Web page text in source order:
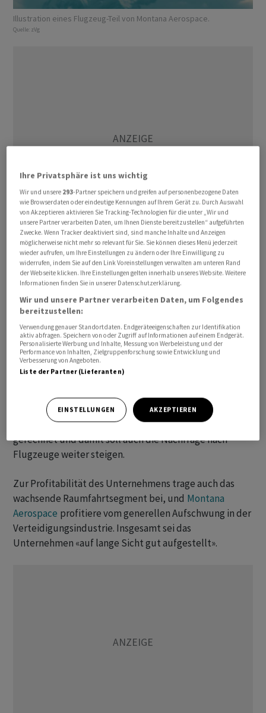
Illustration eines Flugzeug-Teil von Montana Aerospace.
Quelle: zVg
Der LuftfahrtzuliefererMontana Aerospaceverfügt in
seiner Divison Aerostructures über rekordhohe
Aufträge. Insgesamt seien Bestellungen über 7
Mitteilung vom Dienstag.
Am Umsatzziel für 2025 für das Segment in Höhe von
850 Millionen Euro hält das Unternehmen fest. Dabei sei
der Anspruch, die Erwartungen deutlich zu übertreffen
Generell werde mit einem weltweiten Anstieg des
Flugverkehrs um durchschnittlich 3,6 Prozent pro Jahr
gerechnet und damit soll auch die Nachfrage nach
Flugzeuge weiter steigen.
Zur Profitabilität des Unternehmens trage auch das
wachsende Raumfahrtsegment bei, und Montana
Aerospace profitiere vom generellen Aufschwung in der
Verteidigungsindustrie. Insgesamt sei das
Unternehmen «auf lange Sicht gut aufgestellt».
Ihre Privatsphäre ist uns wichtig
Wir und unsere 293-Partner speichern und greifen auf personenbezogene Daten
wie Browserdaten oder eindeutige Kennungen auf Ihrem Gerät zu. Durch Auswahl
von Akzeptieren aktivieren Sie Tracking-Technologien für die unter „Wir und
unsere Partner verarbeiten Daten, um Ihnen Dienste bereitzustellen“ aufgeführten
Zwecke. Wenn Tracker deaktiviert sind, sind manche Inhalte und Anzeigen
möglicherweise nicht mehr so relevant für Sie. Sie können dieses Menü jederzeit
wieder aufrufen, um Ihre Einstellungen zu ändern oder Ihre Einwilligung zu
widerrufen, indem Sie auf den Link Voreinstellungen verwalten am unteren Rand
der Webseite klicken. Ihre Einstellungen gelten innerhalb unseres Website. Weitere
Informationen finden Sie in unserer Datenschutzerklärung.
Wir und unsere Partner verarbeiten Daten, um Folgendes
bereitzustellen:
Verwendung genauer Standortdaten. Endgeräteeigenschaften zur Identifikation
aktiv abfragen. Speichern von oder Zugriff auf Informationen auf einem Endgerät.
Personalisierte Werbung und Inhalte, Messung von Werbeleistung und der
Performance von Inhalten, Zielgruppenforschung sowie Entwicklung und
Verbesserung von Angeboten.
Liste der Partner (Lieferanten)
EINSTELLUNGEN AKZEPTIEREN